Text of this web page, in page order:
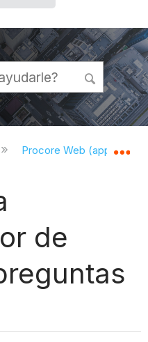
jerarquía global
Procore Web
de